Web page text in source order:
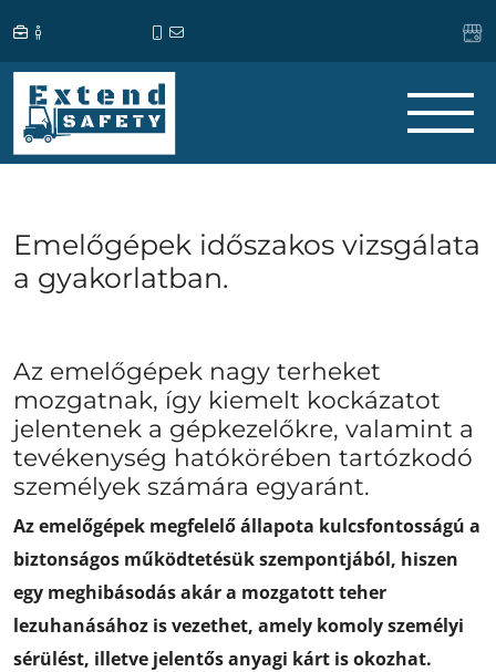
Emelőgépek időszakos vizsgálata
a gyakorlatban.
Az emelőgépek nagy terheket
mozgatnak, így kiemelt kockázatot
jelentenek a gépkezelőkre, valamint a
tevékenység hatókörében tartózkodó
személyek számára egyaránt.
Az emelőgépek megfelelő állapota kulcsfontosságú a
biztonságos működtetésük szempontjából, hiszen
egy meghibásodás akár a mozgatott teher
lezuhanásához is vezethet, amely komoly személyi
sérülést, illetve jelentős anyagi kárt is okozhat.